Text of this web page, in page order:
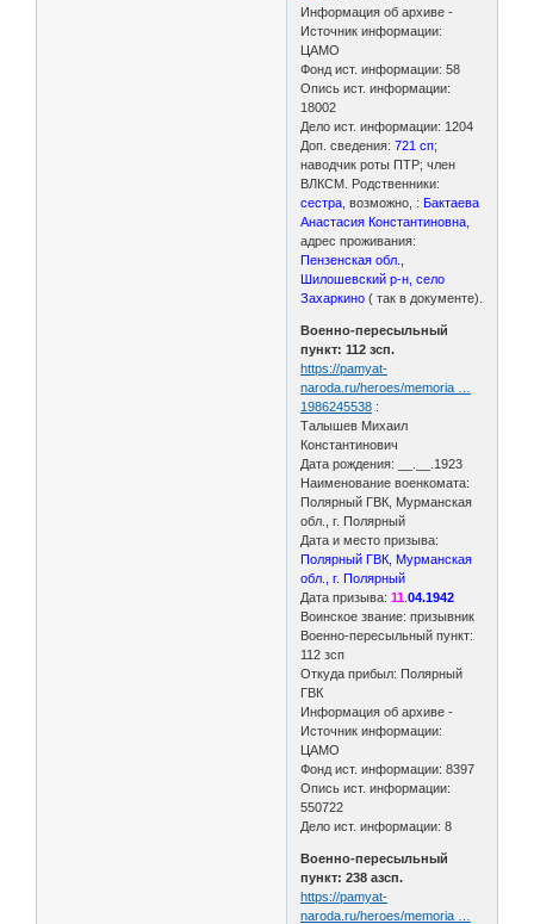
Информация об архиве -
Источник информации:
ЦАМО
Фонд ист. информации: 58
Опись ист. информации:
18002
Дело ист. информации: 1204
Доп. сведения:721 сп;
наводчик роты ПТР; член
ВЛКСМ. Родственники:
сестра , возможно, : Бактаева
Анастасия Константиновна
адрес проживания:
Пензенская обл.,
Шилошевский р-н, село
Захаркино ( так в документе).
Военно-пересыльный
пункт: 112 зсп.
https://pamyat-
naroda.ru/heroes/memoria …
1986245538 :
Талышев Михаил
Константинович
Дата рождения: __.__.1923
Наименование военкомата:
Полярный ГВК, Мурманская
обл., г. Полярный
Дата и место призыва:
Полярный ГВК, Мурманская
обл., г. Полярный
Дата призыва: 11 .04.1942
Воинское звание: призывник
Военно-пересыльный пункт:
112 зсп
Откуда прибыл: Полярный
ГВК
Информация об архиве -
Источник информации:
ЦАМО
Фонд ист. информации: 8397
Опись ист. информации:
550722
Дело ист. информации: 8
Военно-пересыльный
пункт: 238 азсп.
https://pamyat-
naroda.ru/heroes/memoria …